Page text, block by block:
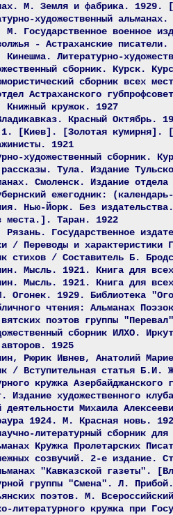
М. Земля и фабрика.
художественный
Государственное военное
- Астраханские
Литературно-
сборник. Курск.
сборник всех
Астраханского
кружок. 1927
Красный Октябрь.
1. [Киев]. [Золотая кумирня].
1921
художественный сборник.
Тула. Издание
Смоленск. Издание
ежегодник:
Нью-Йорк. Без
места.]. Таран. 1922
Государственное
/ Переводы и
стихов / Составитель Б.
Мысль. 1921. Книга для
Мысль. 1921. Книга для
Огонек. 1929. Библиотека
чтения: Альманах
поэтов группы
сборник ИЛХО.
1925
Рюрик Ивнев, Анатолий
/ Вступительная статья Б.И.
кружка
художественного
деятельности Михаила
1924. М. Красная новь.
литературный сборник
Кружка Пролетарских
созвучий. 2-е издание.
"Кавказской газеты".
группы "Смена". Л.
поэтов. М.
литературного кружка при